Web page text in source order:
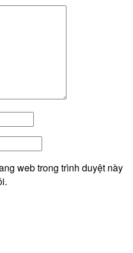
web trong trình duyệt này